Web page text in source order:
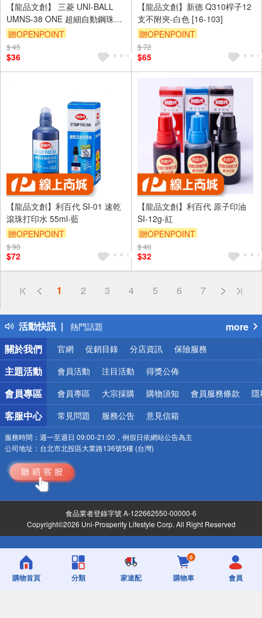
【龍品文創】 三菱 UNI-BALL
UMNS-38 ONE 超細自動鋼珠筆
0.38mm 黑桿
贈OPENPOINT
$ 45
$36
【龍品文創】新德 Q310桿子12
支不附夾-白色 [16-103]
贈OPENPOINT
$ 72
$65
【龍品文創】利百代 SI-01 速乾
滾珠打印水 55ml-藍
贈OPENPOINT
$ 90
$72
【龍品文創】利百代 原子印油
SI-12g-紅
贈OPENPOINT
$ 40
$32
1 2 3 4 5 6 7
活動快訊
偏遠地區配送
得獎公告
熱門話題
銀行優惠
偏遠地區配送
詐騙網頁！請小心！
more
關於我們
官網 促銷目錄 分店資訊 保險服務
主題活動 會員活動 注目活動 得獎公佈
會員專區 會員專區 大宗採購 購物須知 會員服務條款 隱
客服中心 常見問題 服務公告 意見信箱
服務時間： 週一至週日 09:00-21:00，例假日依網站公告為主
公司地址： 台北市北投區大業路136號5樓 (台灣)
食品業者登錄字號 A-122662550-00000-6
Copyright©2026 Uni-Prosperity Lifestyle Corp. All Right Reserved
購物首頁 分類 家速配
0
購物車 會員